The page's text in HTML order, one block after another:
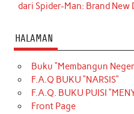
dari Spider-Man: Brand New
HALAMAN
Buku “Membangun
F.A.Q BUKU “NARSIS”
F.A.Q. BUKU PUISI
Front Page